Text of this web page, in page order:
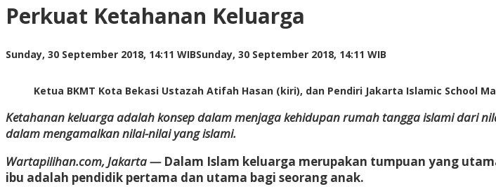
Perkuat Ketahanan Keluarga
Sunday, 30 September 2018, 14:11 WIBSunday, 30 September 2018, 14:11 WIB
Ketua BKMT Kota Bekasi Ustazah Atifah Hasan (kiri), dan Pendiri Jakarta Islamic School
Ketahanan keluarga adalah konsep dalam menjaga kehidupan rumah tangga islami dari
dalam mengamalkan nilai-nilai yang islami.
Wartapilihan.com, Jakarta —Dalam Islam keluarga merupakan tumpuan yang
ibu adalah pendidik pertama dan utama bagi seorang anak.